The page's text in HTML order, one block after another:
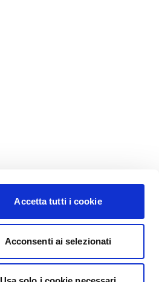
Accetta tutti i cookie
Acconsenti ai selezionati